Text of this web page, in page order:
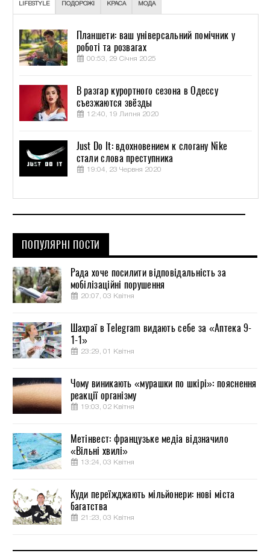
LIFESTYLE ПОДОРОЖІ КРАСА МОДА
Планшети: ваш універсальний помічник у
роботі та розвагах
00:53, 29 Січня 2025
В разгар курортного сезона в Одессу
съезжаются звёзды
12:40, 19 Липня 2020
Just Do It: вдохновением к слогану Nike
стали слова преступника
19:04, 23 Червня 2020
ПОПУЛЯРНІ ПОСТИ
Рада хоче посилити відповідальність за
мобілізаційні порушення
20:07, 03 Квітня
Шахраї в Telegram видають себе за «Аптека 9-
1-1»
23:29, 01 Квітня
Чому виникають «мурашки по шкірі»: пояснення
реакції організму
19:03, 02 Квітня
Метінвест: французьке медіа відзначило
«Вільні хвилі»
13:24, 03 Квітня
Куди переїжджають мільйонери: нові міста
багатства
21:23, 03 Квітня